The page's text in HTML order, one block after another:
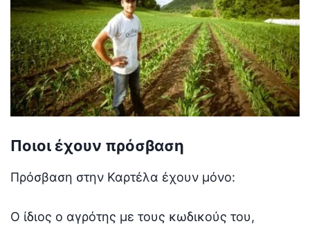
Ποιοι έχουν πρόσβαση
Πρόσβαση στην Καρτέλα έχουν μόνο:
Ο ίδιος ο αγρότης με τους κωδικούς του,